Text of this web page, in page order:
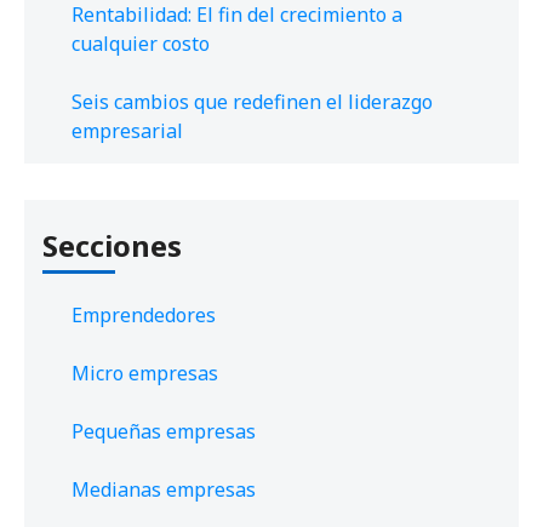
Rentabilidad: El fin del crecimiento a
cualquier costo
Seis cambios que redefinen el liderazgo
empresarial
Secciones
Emprendedores
Micro empresas
Pequeñas empresas
Medianas empresas